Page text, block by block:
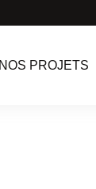
NOS PROJETS